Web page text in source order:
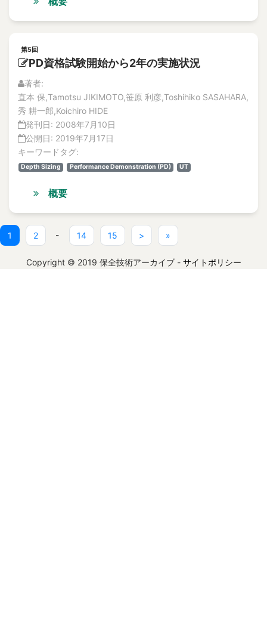
Aging
Aging Degradation
aging degradation
Aging Degradation Evaluation Technology
Aging degradation Mechanism
aging hardening
aging management
Aging management
Aging Management and System Safety
No.1
論文
No.2
論文
解説記事
No.3
論文
解説記事
論文
No.1
解説記事
第5回
PD資格試験開始から2年の実施状況
著者:
直本 保,Tamotsu JIKIMOTO,笹原 利彦,Toshihiko SASAHARA,
秀 耕一郎,Koichiro HIDE
発刊日: 2008年7月10日
公開日: 2019年7月17日
キーワードタグ:
Depth Sizing Performance Demonstration (PD) UT
概要
1 (current)
2 - 14 15 > »
Copyright © 2019 保全技術アーカイブ - サイトポリシー